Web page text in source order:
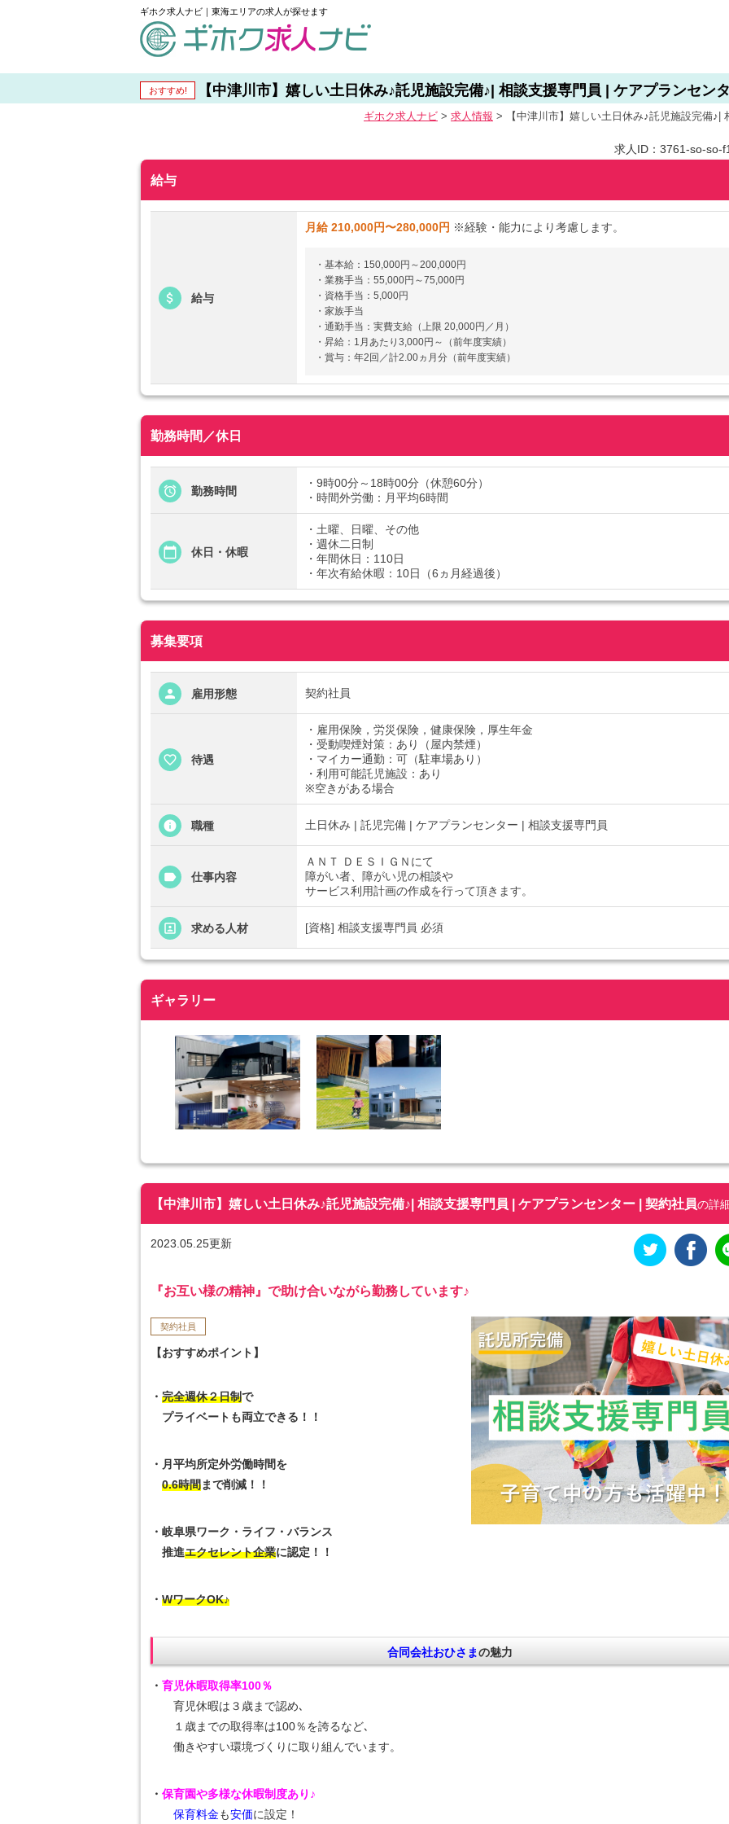
ギホク求人ナビ｜東海エリアの求人が探せます
おすすめ! 【中津川市】嬉しい土日休み♪託児施設完備♪| 相談支援専門員 | ケアプランセン
ギホク求⼈ナビ > 求人情報 > 【中津川市】嬉しい土日休み♪託児施設完備
求人ID：3761-so-so-
給与
給与
月給 210,000円〜280,000円 ※経験・能力により考慮します。
・基本給：150,000円～200,000円
・業務手当：55,000円～75,000円
・資格手当：5,000円
・家族手当
・通勤手当：実費支給（上限 20,000円／月）
・昇給：1月あたり3,000円～（前年度実績）
・賞与：年2回／計2.00ヵ月分（前年度実績）
勤務時間／休日
勤務時間
・9時00分～18時00分（休憩60分）
・時間外労働：月平均6時間
休日・休暇
・土曜、日曜、その他
・週休二日制
・年間休日：110日
・年次有給休暇：10日（6ヵ月経過後）
募集要項
雇用形態 契約社員
待遇
・雇用保険，労災保険，健康保険，厚生年金
・受動喫煙対策：あり（屋内禁煙）
・マイカー通勤：可（駐車場あり）
・利用可能託児施設：あり
※空きがある場合
職種 土日休み | 託児完備 | ケアプランセンター | 相談支援専門員
仕事内容
ＡＮＴ ＤＥＳＩＧＮにて
障がい者、障がい児の相談や
サービス利用計画の作成を行って頂きます。
求める人材 [資格] 相談支援専門員 必須
ギャラリー
【中津川市】嬉しい土日休み♪託児施設完備♪| 相談支援専門員 | ケアプランセンター | 契約社員の詳
2023.05.25更新
『お互い様の精神』で助け合いながら勤務しています♪
契約社員
【おすすめポイント】
・ 完全週休２日制で
プライベートも両立できる！！
・月平均所定外労働時間を
0.6時間まで削減！！
・岐阜県ワーク・ライフ・バランス
推進エクセレント企業に認定！！
・ WワークOK♪
合同会社おひさまの魅力
・ 育児休暇取得率100％
育児休暇は３歳まで認め､
１歳までの取得率は100％を誇るなど､
働きやすい環境づくりに取り組んでいます。
・ 保育園や多様な休暇制度あり♪
保育料金も安価に設定！